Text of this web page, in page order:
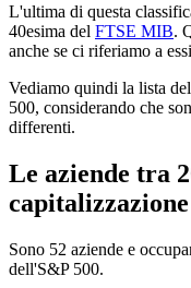
L'ultima di questa
40esima del FTSE MIB.
anche se ci riferiamo a
Vediamo quindi la lista
500, considerando che
differenti.
Le aziende tra
capitalizzazione
Sono 52 aziende e
dell'S&P 500.